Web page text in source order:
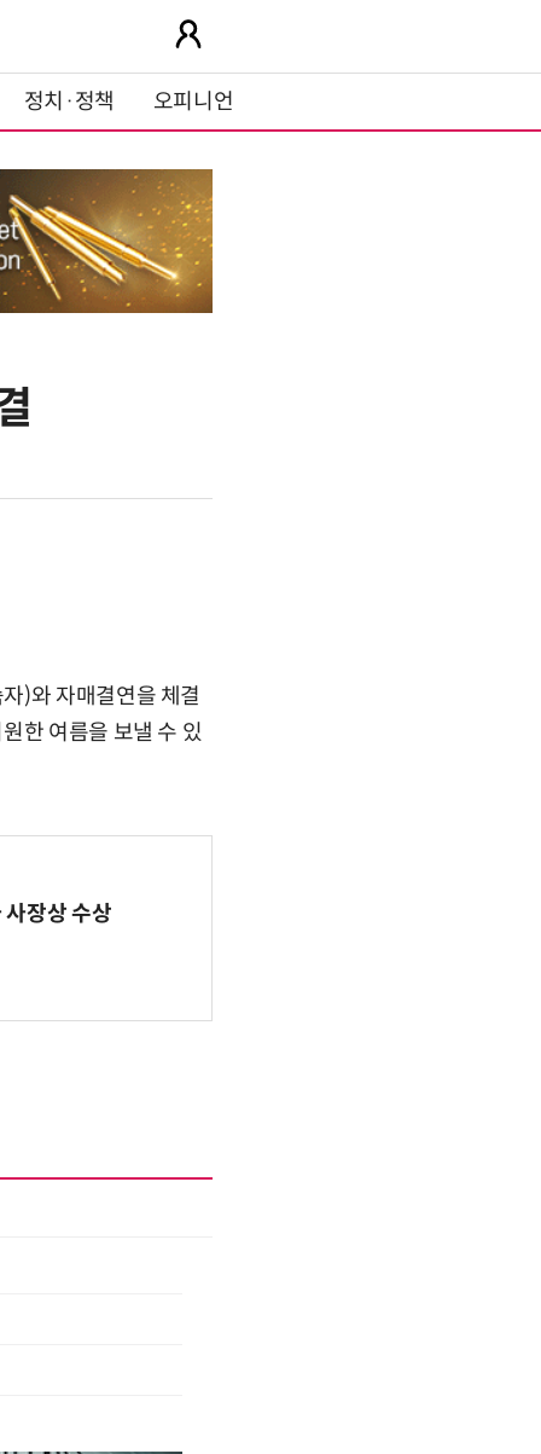
정치·정책 오피니언
)와 자매결연을 체결
한 여름을 보낼 수 있
장상 수상